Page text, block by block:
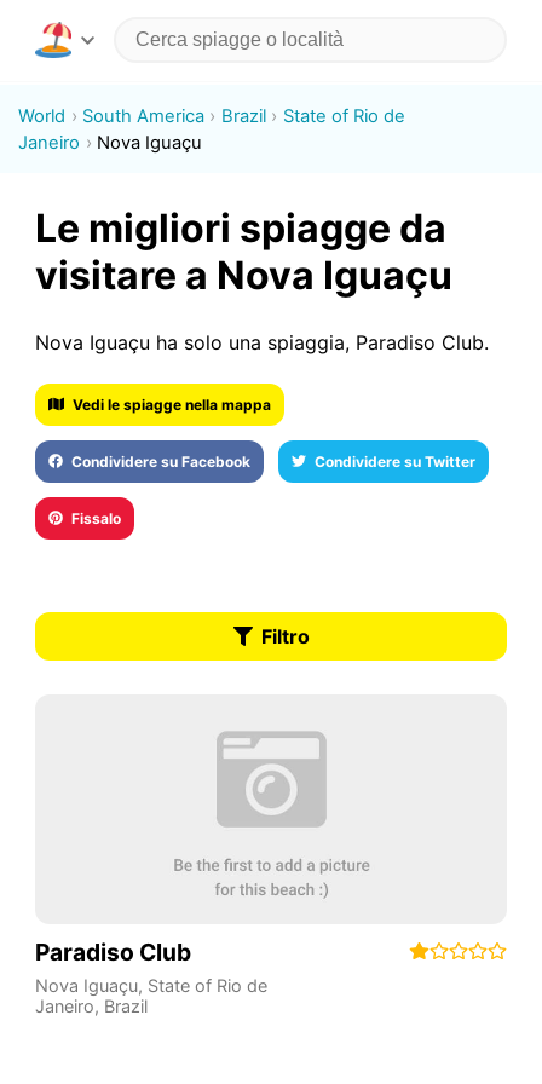
World South America Brazil
State of Rio de
Janeiro
Nova Iguaçu
Le migliori spiagge da
visitare a Nova Iguaçu
Nova Iguaçu ha solo una spiaggia, Paradiso Club.
Vedi le spiagge nella mappa
Condividere su Facebook Condividere su Twitter
Fissalo
Filtro
Paradiso Club
Nova Iguaçu, State of Rio de
Janeiro, Brazil